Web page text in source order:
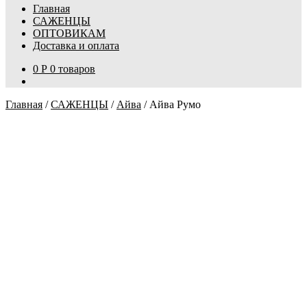
Главная
САЖЕНЦЫ
ОПТОВИКАМ
Доставка и оплата
0 Р 0 товаров
Главная /САЖЕНЦЫ / Айва / Айва Румо